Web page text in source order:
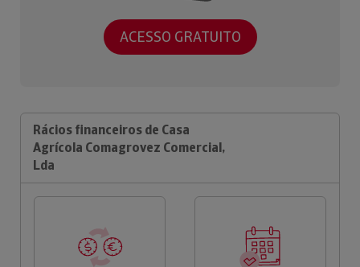
ACESSO GRATUITO
Rácios financeiros de Casa
Agrícola Comagrovez Comercial,
Lda